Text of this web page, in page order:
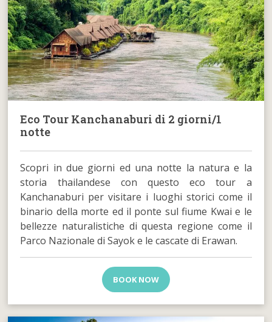
Eco Tour Kanchanaburi di 2 giorni/1
notte
Scopri in due giorni ed una notte la natura e la
storia thailandese con questo eco tour a
Kanchanaburi per visitare i luoghi storici come il
binario della morte ed il ponte sul fiume Kwai e le
bellezze naturalistiche di questa regione come il
Parco Nazionale di Sayok e le cascate di Erawan.
BOOK NOW